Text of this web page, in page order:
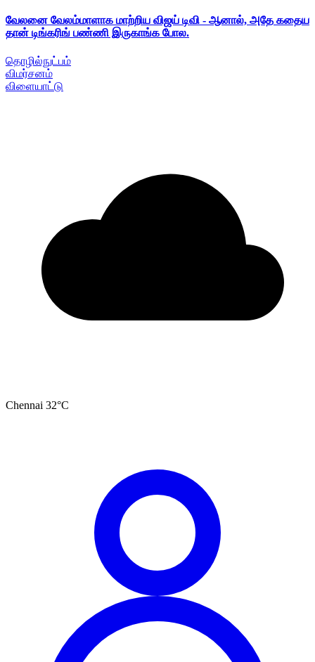
வேலனை வேலம்மாளாக மாற்றிய விஜய் டிவி - ஆனால், அதே கதைய
தான் டிங்கரிங் பண்ணி இருகாங்க போல.
தொழில்நுட்பம்
விமர்சனம்
விளையாட்டு
Chennai 32°C